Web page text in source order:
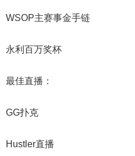
WSOP主赛事金手链
永利百万奖杯
最佳直播：
GG扑克
Hustler直播